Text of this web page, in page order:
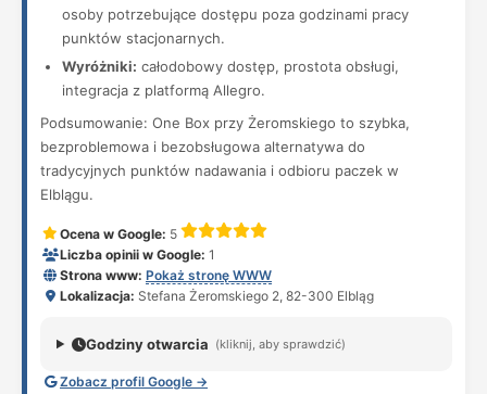
osoby potrzebujące dostępu poza godzinami pracy
punktów stacjonarnych.
Wyróżniki: całodobowy dostęp, prostota obsługi,
integracja z platformą Allegro.
Podsumowanie: One Box przy Żeromskiego to szybka,
bezproblemowa i bezobsługowa alternatywa do
tradycyjnych punktów nadawania i odbioru paczek w
Elblągu.
Ocena w Google: 5
Liczba opinii w Google: 1
Strona www: Pokaż stronę WWW
Lokalizacja: Stefana Żeromskiego 2, 82-300 Elbląg
Godziny otwarcia (kliknij, aby sprawdzić)
Zobacz profil Google →